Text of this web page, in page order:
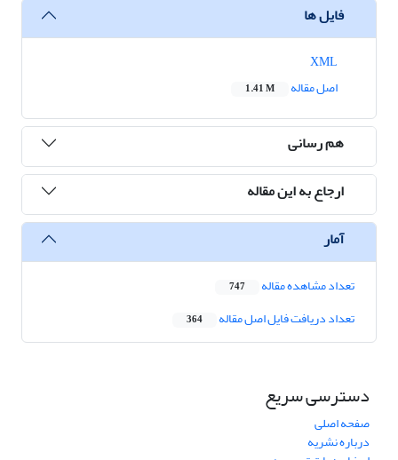
فایل ها
اصل مقاله
1.41 M
هم رسانی
ارجاع به این مقاله
آمار
تعداد مشاهده مقاله 747
تعداد دریافت فایل اصل مقاله 364
دسترسی سریع
صفحه اصلی
درباره نشریه